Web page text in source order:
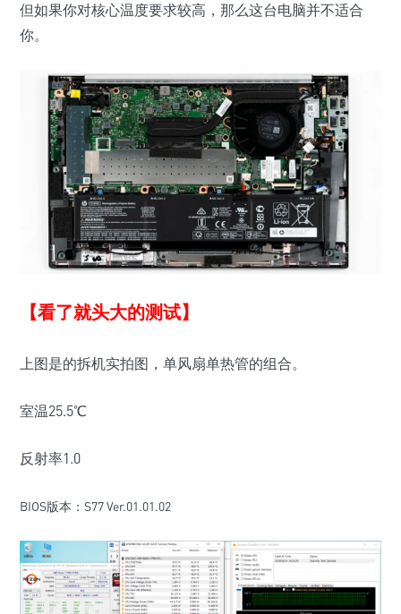
但如果你对核心温度要求较高，那么这台电脑并不适合
你。
【看了就头大的测试】
上图是的拆机实拍图，单风扇单热管的组合。
室温25.5℃
反射率1.0
BIOS版本：S77 Ver.01.01.02